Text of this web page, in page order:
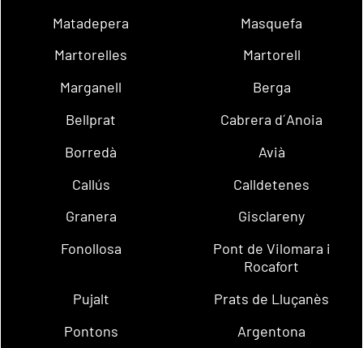
Matadepera
Masquefa
Martorelles
Martorell
Marganell
Berga
Bellprat
Cabrera d´Anoia
Borredà
Avià
Callús
Calldetenes
Granera
Gisclareny
Fonollosa
Pont de Vilomara i
Rocafort
Pujalt
Prats de Lluçanès
Pontons
Argentona